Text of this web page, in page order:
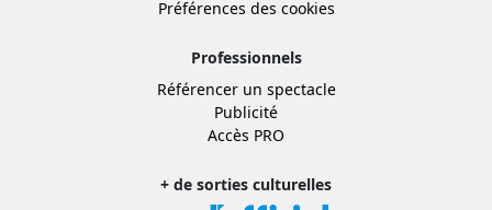
Préférences des cookies
Professionnels
Référencer un spectacle
Publicité
Accès PRO
+ de sorties culturelles